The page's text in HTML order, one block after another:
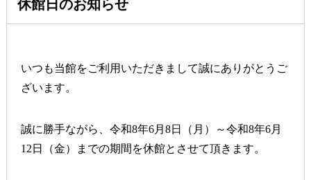
休館日のお知らせ
いつも当館をご利用いただきまして誠にありがとうご
ざいます。
誠に勝手ながら、令和8年6月8日（月）～令和8年6月
12日（金）までの期間を休館とさせて頂きます。